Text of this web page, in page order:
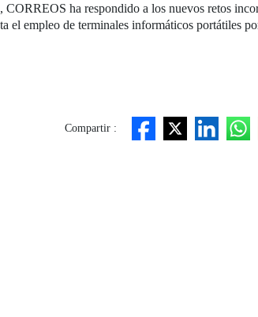
ha respondido a los nuevos retos
el empleo de terminales informáticos portátiles
Compartir :